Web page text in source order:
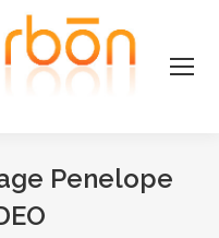
Penelope